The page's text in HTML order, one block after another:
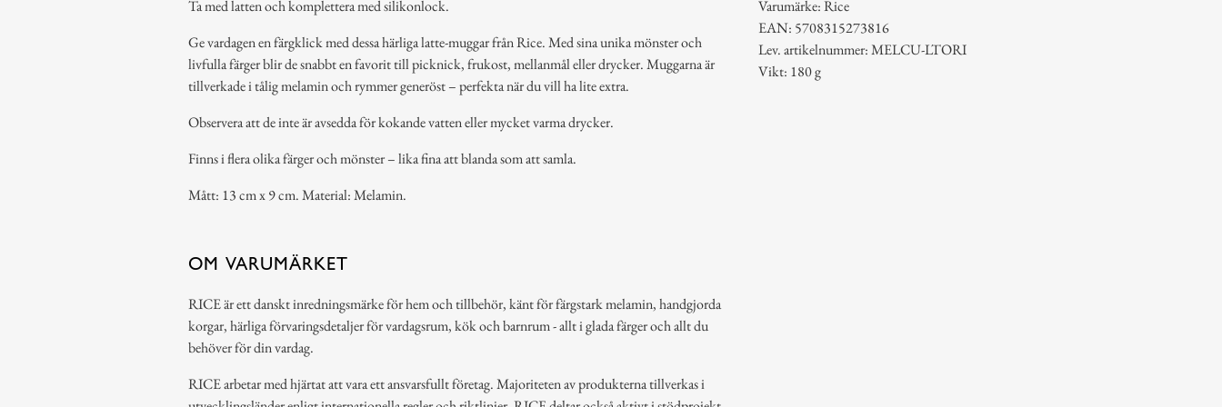
Ta med latten och komplettera med silikonlock.
Ge vardagen en färgklick med dessa härliga latte-muggar från Rice. Med sina unika mönster och
livfulla färger blir de snabbt en favorit till picknick, frukost, mellanmål eller drycker. Muggarna är
tillverkade i tålig melamin och rymmer generöst – perfekta när du vill ha lite extra.
Observera att de inte är avsedda för kokande vatten eller mycket varma drycker.
Finns i flera olika färger och mönster – lika fina att blanda som att samla.
Mått: 13 cm x 9 cm. Material: Melamin.
Varumärke: Rice
EAN: 5708315273816
Lev. artikelnummer: MELCU-LTORI
Vikt: 180 g
OM VARUMÄRKET
RICE är ett danskt inredningsmärke för hem och tillbehör, känt för färgstark melamin, handgjorda
korgar, härliga förvaringsdetaljer för vardagsrum, kök och barnrum - allt i glada färger och allt du
behöver för din vardag.
RICE arbetar med hjärtat att vara ett ansvarsfullt företag. Majoriteten av produkterna tillverkas i